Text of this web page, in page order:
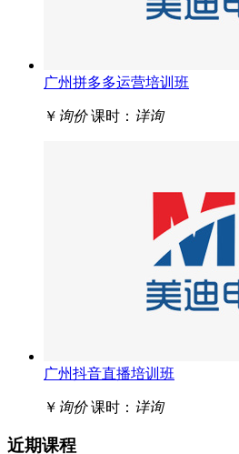
广州拼多多运营培训班
￥ 询价 课时： 详询
广州抖音直播培训班
￥ 询价 课时： 详询
近期课程